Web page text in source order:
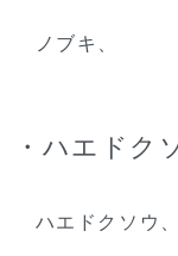
ノブキ、
・ハエドク
ハエドクソウ、